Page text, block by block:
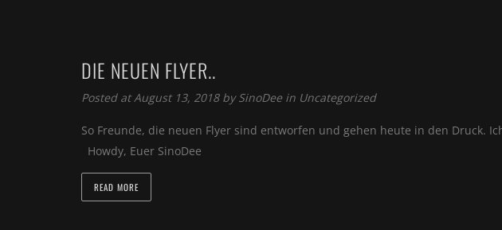
DIE NEUEN FLYER..
Posted at August 13, 2018 bySinoDee in Uncategorized
So Freunde, die neuen Flyer sind entworfen und gehen heute in den Druck.
Howdy, Euer SinoDee
READ MORE